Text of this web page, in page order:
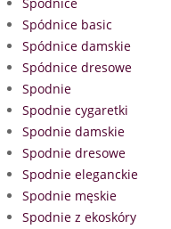
Spódnice basic
Spódnice damskie
Spódnice dresowe
Spodnie
Spodnie cygaretki
Spodnie damskie
Spodnie dresowe
Spodnie eleganckie
Spodnie męskie
Spodnie z ekoskóry